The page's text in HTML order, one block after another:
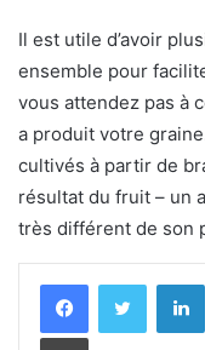
Il est utile d’avoir
ensemble pour
vous attendez pas à
a produit votre
cultivés à partir de
résultat du fruit – un
très différent de son
Imprimer